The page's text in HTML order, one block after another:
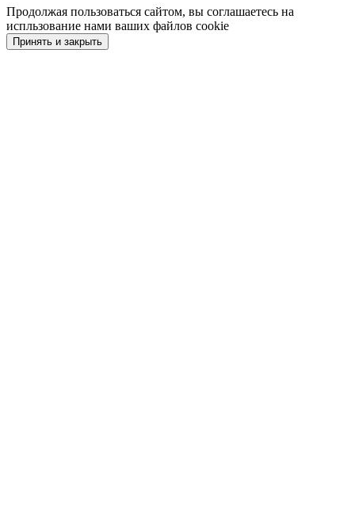
Продолжая пользоваться сайтом, вы соглашаетесь на
испльзование нами ваших файлов cookie
Принять и закрыть